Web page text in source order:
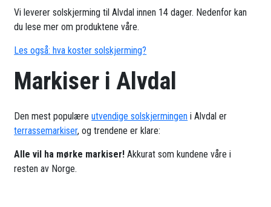
Vi leverer solskjerming til Alvdal innen 14 dager. Nedenfor kan
du lese mer om produktene våre.
Les også: hva koster solskjerming?
Markiser i Alvdal
Den mest populæreutvendige solskjermingen i Alvdal er
terrassemarkiser, og trendene er klare:
Alle vil ha mørke markiser! Akkurat som kundene våre i
resten av Norge.